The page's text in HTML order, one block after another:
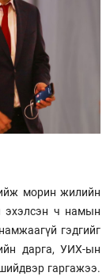
морин жилийн
эхэлсэн ч намын
гэдгийг
дарга, УИХ-ын
гаргажээ.